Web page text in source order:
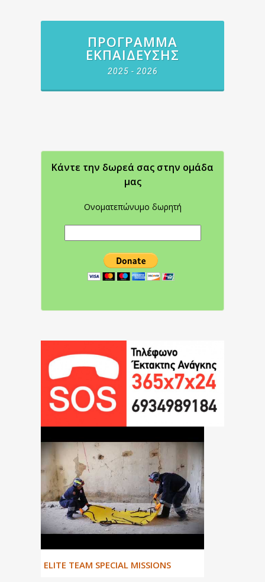
ΠΡΌΓΡΑΜΜΑ
ΕΚΠΑΊΔΕΥΣΗΣ
2025 - 2026
Κάντε την δωρεά σας στην oμάδα
μας
Ονοματεπώνυμο δωρητή
ΕLITE TEAM SPECIAL MISSIONS